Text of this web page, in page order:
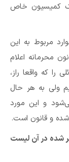
کمیسیون خاص
مربوط به این
محرمانه اعلام
که واقعا راز،
ولی به هر حال
و این مورد
و قانون است.
شده در آن لیست